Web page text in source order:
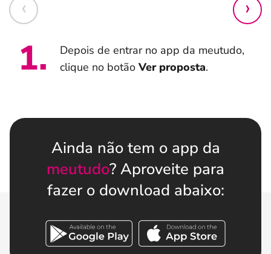
1.
Depois de entrar no app da meutudo,
clique no botãoVer proposta.
Ainda não tem o app da
meutudo? Aproveite para
fazer o download abaixo: